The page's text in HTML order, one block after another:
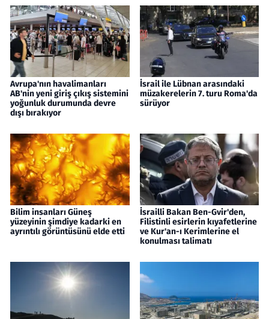
Avrupa'nın havalimanları
AB'nin yeni giriş çıkış sistemini
yoğunluk durumunda devre
dışı bırakıyor
İsrail ile Lübnan arasındaki
müzakerelerin 7. turu Roma'da
sürüyor
Bilim insanları Güneş
yüzeyinin şimdiye kadarki en
ayrıntılı görüntüsünü elde etti
İsrailli Bakan Ben-Gvir'den,
Filistinli esirlerin kıyafetlerine
ve Kur'an-ı Kerimlerine el
konulması talimatı